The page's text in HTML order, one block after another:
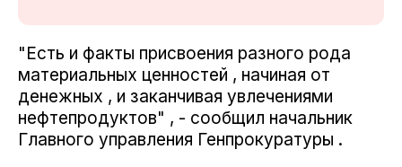
"Есть и факты присвоения разного рода
материальных ценностей , начиная от
денежных , и заканчивая увлечениями
нефтепродуктов" , - сообщил начальник
Главного управления Генпрокуратуры .